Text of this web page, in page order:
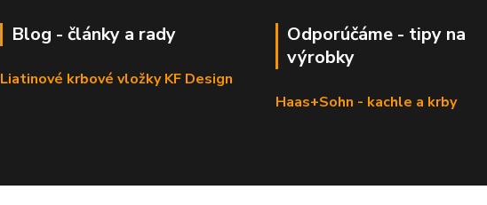
Blog - články a rady
Liatinové krbové vložky KF Design
Odporúčáme - tipy na
výrobky
Haas+Sohn - kachle a krby